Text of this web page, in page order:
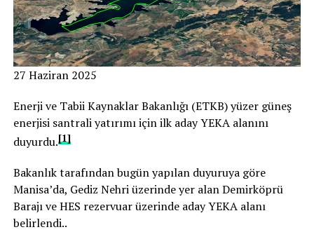
27 Haziran 2025
Enerji ve Tabii Kaynaklar Bakanlığı (ETKB) yüzer güneş
enerjisi santrali yatırımı için ilk aday YEKA alanını
duyurdu.[1]
Bakanlık tarafından bugün yapılan duyuruya göre
Manisa’da, Gediz Nehri üzerinde yer alan Demirköprü
Barajı ve HES rezervuar üzerinde aday YEKA alanı
belirlendi..